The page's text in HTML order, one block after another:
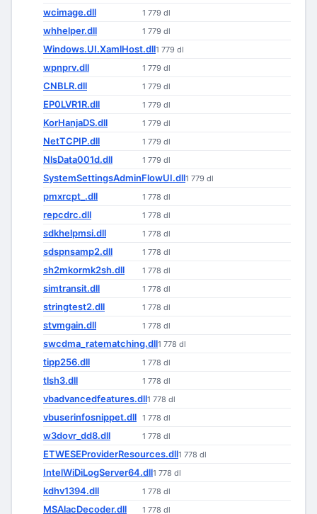
wcimage.dll 1 779 dl
whhelper.dll 1 779 dl
Windows.UI.XamlHost.dll1 779 dl
wpnprv.dll 1 779 dl
CNBLR.dll 1 779 dl
EP0LVR1R.dll 1 779 dl
KorHanjaDS.dll 1 779 dl
NetTCPIP.dll 1 779 dl
NlsData001d.dll 1 779 dl
SystemSettingsAdminFlowUI.dll1 779 dl
pmxrcpt_.dll 1 778 dl
repcdrc.dll 1 778 dl
sdkhelpmsi.dll 1 778 dl
sdspnsamp2.dll 1 778 dl
sh2mkormk2sh.dll 1 778 dl
simtransit.dll 1 778 dl
stringtest2.dll 1 778 dl
stvmgain.dll 1 778 dl
swcdma_ratematching.dll1 778 dl
tipp256.dll 1 778 dl
tlsh3.dll 1 778 dl
vbadvancedfeatures.dll1 778 dl
vbuserinfosnippet.dll 1 778 dl
w3dovr_dd8.dll 1 778 dl
ETWESEProviderResources.dll1 778 dl
IntelWiDiLogServer64.dll1 778 dl
kdhv1394.dll 1 778 dl
MSAlacDecoder.dll 1 778 dl